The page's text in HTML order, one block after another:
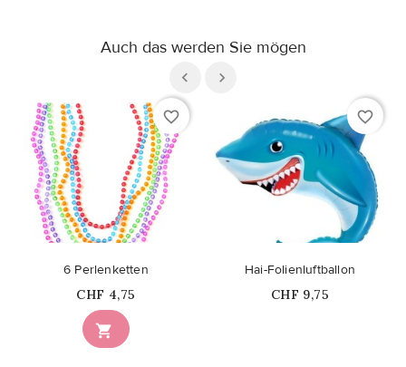
Auch das werden Sie mögen
favorite_border

6 Perlenketten
Price
CHF 4,75
favorite_border
Hai-Folienluftballon
Price
CHF 9,75